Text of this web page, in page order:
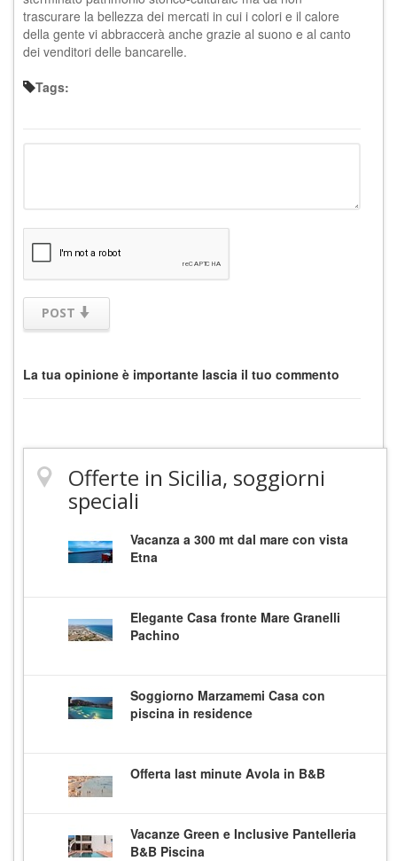
trascurare la bellezza dei mercati in cui i colori e il calore
della gente vi abbraccerà anche grazie al suono e al canto
dei venditori delle bancarelle.
Tags:
POST
La tua opinione è importante lascia il tuo commento
Offerte in Sicilia, soggiorni
speciali
Vacanza a 300 mt dal mare con vista
Etna
Elegante Casa fronte Mare Granelli
Pachino
Soggiorno Marzamemi Casa con
piscina in residence
Offerta last minute Avola in B&B
Vacanze Green e Inclusive Pantelleria
B&B Piscina